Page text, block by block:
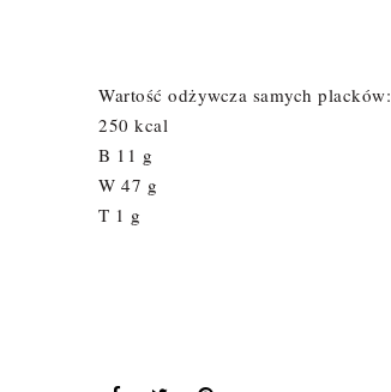
Wartość odżywcza samych placków:
250 kcal
B 11 g
W 47 g
T 1 g